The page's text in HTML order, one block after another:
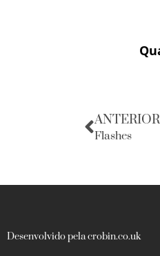
ANTERIOR
Flashes
Desenvolvido pela crobin.co.uk